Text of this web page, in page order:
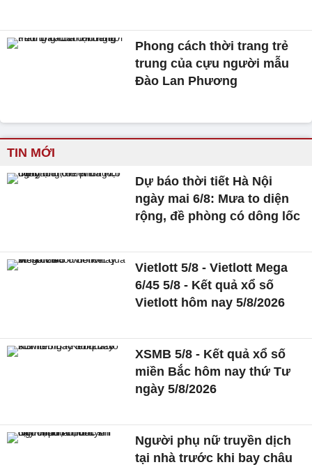
Phong cách thời trang trẻ
trung của cựu người mẫu
Đào Lan Phương
TIN MỚI
Dự báo thời tiết Hà Nội
ngày mai 6/8: Mưa to diện
rộng, đề phòng có dông lốc
Vietlott 5/8 - Vietlott Mega
6/45 5/8 - Kết quả xổ số
Vietlott hôm nay 5/8/2026
XSMB 5/8 - Kết quả xổ số
miền Bắc hôm nay thứ Tư
ngày 5/8/2026
Người phụ nữ truyền dịch
tại nhà trước khi bay châu